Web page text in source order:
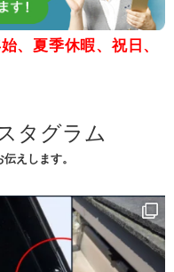
、夏季休暇、祝日、
タグラム
えします。